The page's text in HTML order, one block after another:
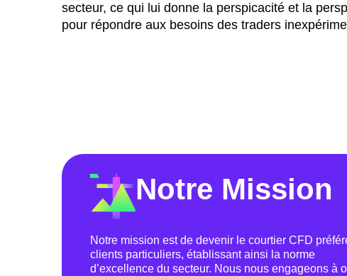
secteur, ce qui lui donne la perspicacité et la
pour répondre aux besoins des traders
Notre Mission
Notre mission est de devenir le courtier CFD
clients particuliers, établissant ainsi la norme
d’excellence du secteur. Nous nous engageons à